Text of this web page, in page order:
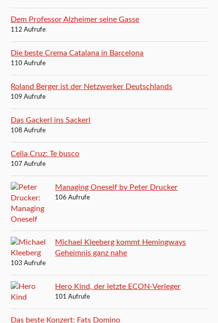
Dem Professor Alzheimer seine Gasse
112 Aufrufe
Die beste Crema Catalana in Barcelona
110 Aufrufe
Roland Berger ist der Netzwerker Deutschlands
109 Aufrufe
Das Gackerl ins Sackerl
108 Aufrufe
Celia Cruz: Te busco
107 Aufrufe
Managing Oneself by Peter Drucker
106 Aufrufe
Michael Kleeberg kommt Hemingways
Geheimnis ganz nahe
103 Aufrufe
Hero Kind, der letzte ECON-Verleger
101 Aufrufe
Das beste Konzert: Fats Domino